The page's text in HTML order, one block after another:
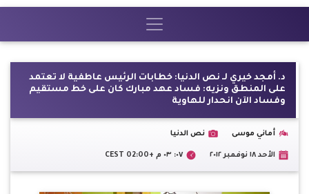
د. أمجد خيري لـ نص الدنيا: خطابات الرئيس عاطفية لا تعتمد
على المنطق ونزيه: فساد عهد مبارك كان على خط مستقيم
وفساد الآن انحدار للهاوية
أماني موسى نص الدنيا
الأحد ١٨ نوفمبر ٢٠١٢ ٠٧: ٠٣ م +02:00 CEST